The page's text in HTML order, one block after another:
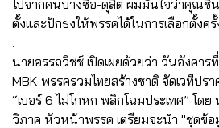
ไปจากคนบางซื่อ-ดุสิต ผมมั่นใจว่าคุณชื่
ตั้งและปักธงให้พรรคได้ในการเลือกตั้งค
.
นายอรรถวิชช์ เปิดเผยด้วยว่า วันอังคา
MBK พรรครวมไทยสร้างชาติ จัดเวทีปร
“เบอร์ 6 ไม่โกหก พลิกโฉมประเทศ” โด
วิภาค หัวหน้าพรรค เตรียมจะนำ "ชุดข้อ